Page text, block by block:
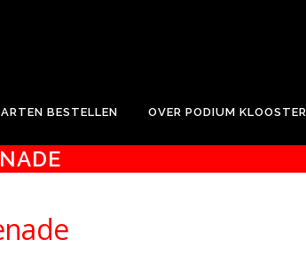
BESTELLEN OVER PODIUM